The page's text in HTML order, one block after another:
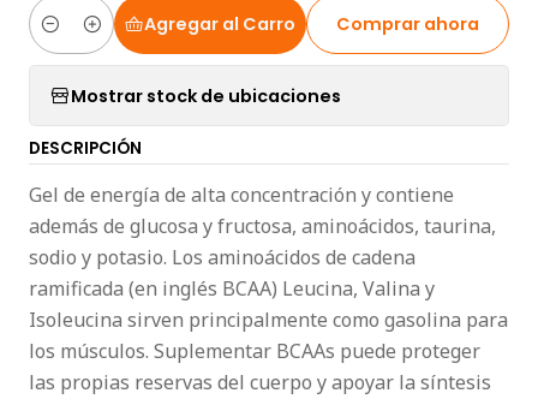
Cantidad
Agregar al Carro Comprar ahora
Mostrar stock de ubicaciones
DESCRIPCIÓN
Gel de energía de alta concentración y contiene
además de glucosa y fructosa, aminoácidos, taurina,
sodio y potasio. Los aminoácidos de cadena
ramificada (en inglés BCAA) Leucina, Valina y
Isoleucina sirven principalmente como gasolina para
los músculos. Suplementar BCAAs puede proteger
las propias reservas del cuerpo y apoyar la síntesis